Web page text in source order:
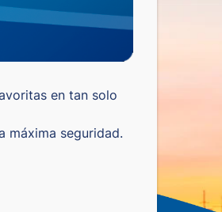
en tan solo
máxima seguridad.